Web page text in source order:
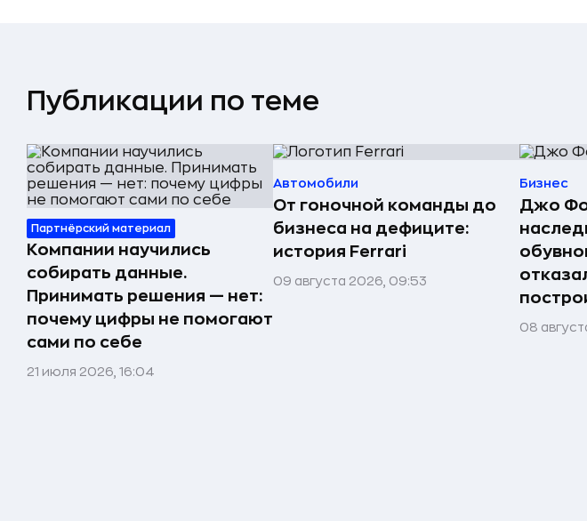
Публикации по теме
Партнёрский материал
Компании научились
собирать данные.
Принимать решения — нет:
почему цифры не помогают
сами по себе
21 июля 2026, 16:04
Автомобили
От гоночной команды до
бизнеса на дефиците:
история Ferrari
09 августа 2026, 09:53
Бизнес
Джо
08